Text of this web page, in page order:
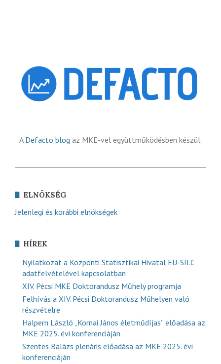
A Defacto blog az MKE-vel együttműködésben készül.
ELNÖKSÉG
Jelenlegi és korábbi elnökségek
HÍREK
Nyilatkozat a Központi Statisztikai Hivatal EU-SILC
adatfelvételével kapcsolatban
XIV. Pécsi MKE Doktorandusz Műhely programja
Felhívás a XIV. Pécsi Doktorandusz Műhelyen való
részvételre
Halpern László „Kornai János életműdíjas” előadása az
MKE 2025. évi konferenciáján
Szentes Balázs plenáris előadása az MKE 2025. évi
konferenciáján